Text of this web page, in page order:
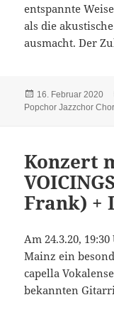
entspannte
als die
ausmacht. Der
Veröffentlicht
am
16. Februar 2020
Popchor Jazzchor
Konzert
Frank) +
Am 24.3.20,
Mainz ein
capella
bekannten